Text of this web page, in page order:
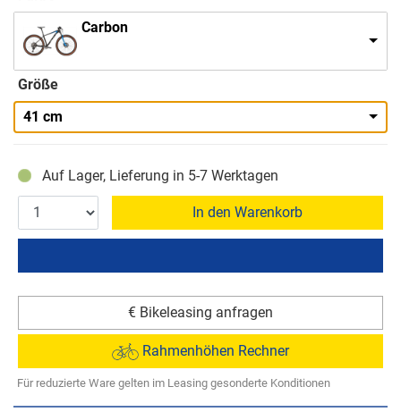
Carbon
Größe
41 cm
Auf Lager, Lieferung in 5-7 Werktagen
In den Warenkorb
€ Bikeleasing anfragen
Rahmenhöhen Rechner
Für reduzierte Ware gelten im Leasing gesonderte Konditionen